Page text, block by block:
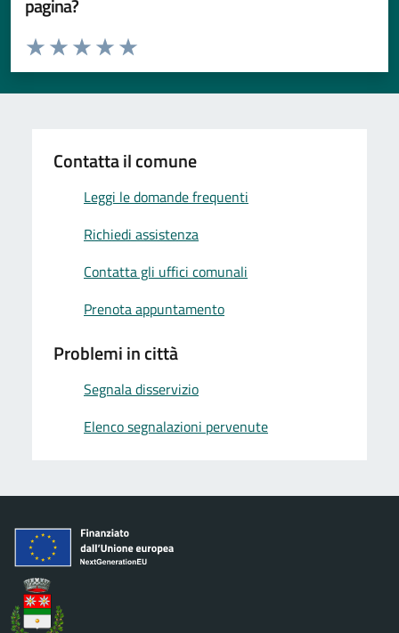
pagina?
Valuta da 1 a 5 stelle la pagina
Valuta 5 stelle su 5
Valuta 4 stelle su 5
Valuta 3 stelle su 5
Valuta 2 stelle su 5
Valuta 1 stelle su 5
Contatta il comune
Leggi le domande frequenti
Richiedi assistenza
Contatta gli uffici comunali
Prenota appuntamento
Problemi in città
Segnala disservizio
Elenco segnalazioni pervenute